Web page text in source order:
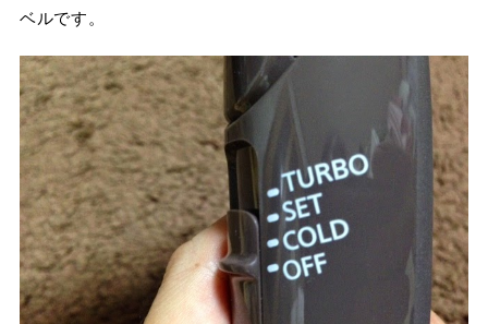
ベルです。